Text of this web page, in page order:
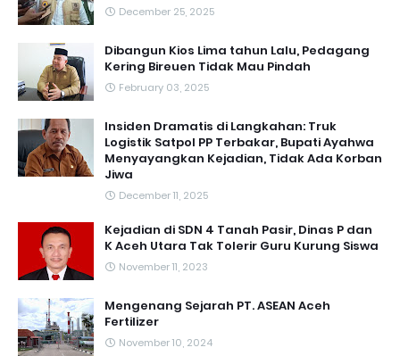
December 25, 2025
Dibangun Kios Lima tahun Lalu, Pedagang
Kering Bireuen Tidak Mau Pindah
February 03, 2025
Insiden Dramatis di Langkahan: Truk
Logistik Satpol PP Terbakar, Bupati Ayahwa
Menyayangkan Kejadian, Tidak Ada Korban
Jiwa
December 11, 2025
Kejadian di SDN 4 Tanah Pasir, Dinas P dan
K Aceh Utara Tak Tolerir Guru Kurung Siswa
November 11, 2023
Mengenang Sejarah PT. ASEAN Aceh
Fertilizer
November 10, 2024